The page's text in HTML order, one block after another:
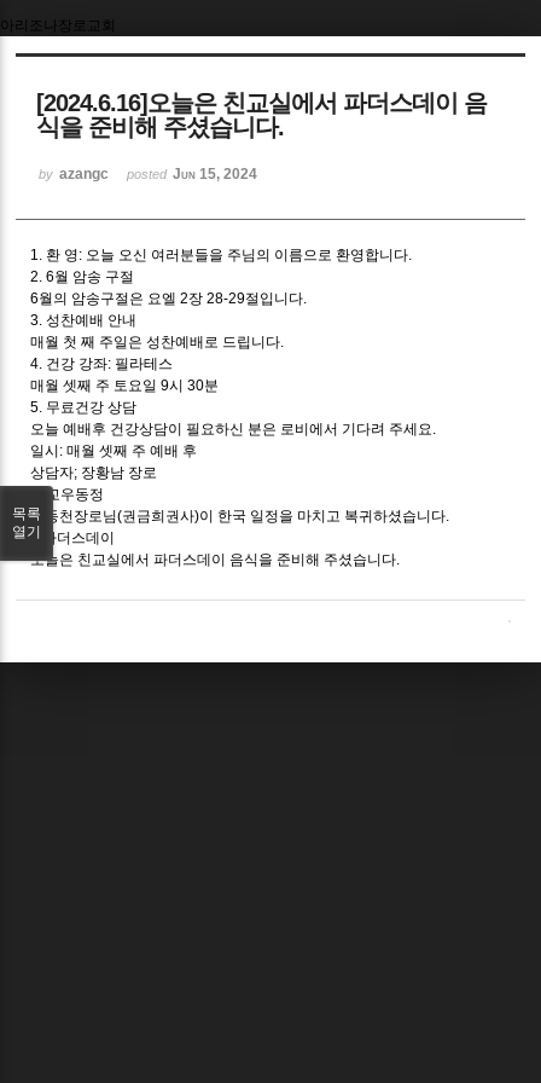
아리조나장로교회
[2024.6.16]오늘은 친교실에서 파더스데이 음
식을 준비해 주셨습니다.
by azangc posted Jun 15, 2024
1. 환 영: 오늘 오신 여러분들을 주님의 이름으로 환영합니다.
2. 6월 암송 구절
6월의 암송구절은 요엘 2장 28-29절입니다.
3. 성찬예배 안내
매월 첫 째 주일은 성찬예배로 드립니다.
4. 건강 강좌: 필라테스
매월 셋째 주 토요일 9시 30분
5. 무료건강 상담
오늘 예배후 건강상담이 필요하신 분은 로비에서 기다려 주세요.
일시: 매월 셋째 주 예배 후
상담자; 장황남 장로
6. 교우동정
이동천장로님(권금희권사)이 한국 일정을 마치고 복귀하셨습니다.
7.파더스데이
오늘은 친교실에서 파더스데이 음식을 준비해 주셨습니다.
목록
열기
Sketchbook5, 스케치북5
Sketchbook5, 스케치북5